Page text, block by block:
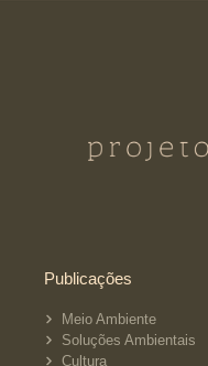
Publicações
Meio Ambiente
Soluções Ambientais
Cultura